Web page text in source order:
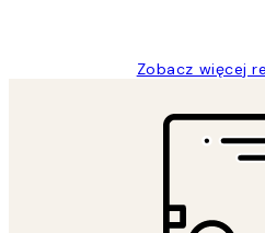
Zobacz więcej